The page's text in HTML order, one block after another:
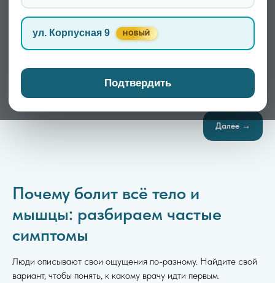
ул. Корпусная 9 НОВЫЙ
Подтвердить
Записаться
Далее →
Почему болит всё тело и
мышцы: разбираем частые
симптомы
Люди описывают свои ощущения по-разному. Найдите свой
вариант, чтобы понять, к какому врачу идти первым.